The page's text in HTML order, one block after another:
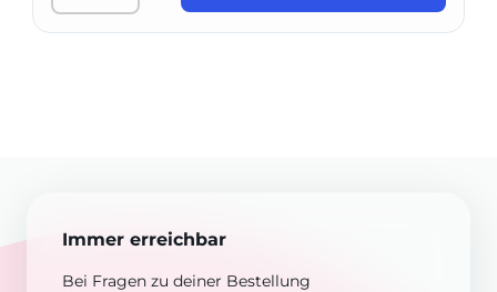
Immer erreichbar
Bei Fragen zu deiner Bestellung